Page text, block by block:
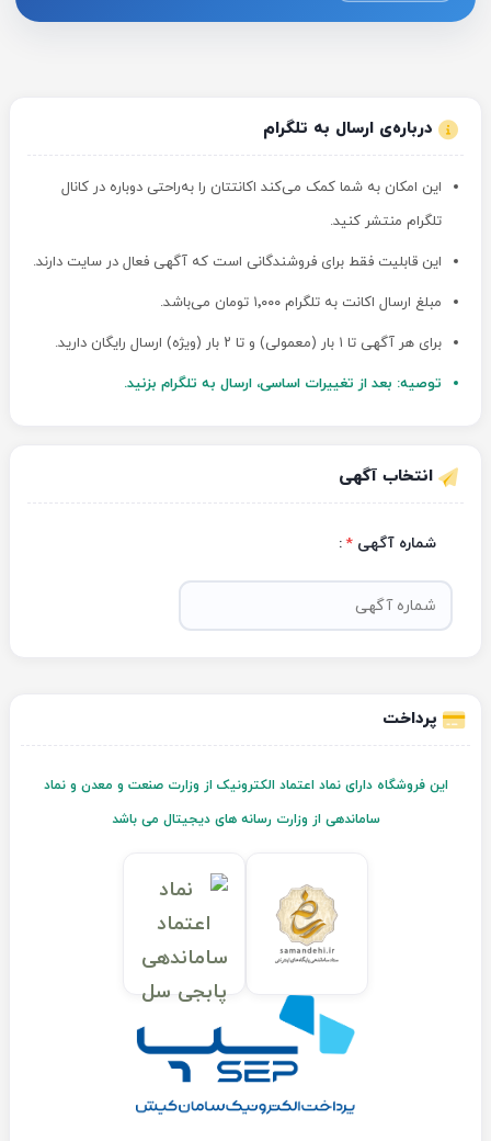
درباره‌ی ارسال به تلگرام
این امکان به شما کمک می‌کند اکانتتان را به‌راحتی دوباره در کانال
تلگرام منتشر کنید.
این قابلیت فقط برای فروشندگانی است که آگهی فعال در سایت دارند.
مبلغ ارسال اکانت به تلگرام ۱٬۰۰۰ تومان می‌باشد.
برای هر آگهی تا ۱ بار (معمولی) و تا ۲ بار (ویژه) ارسال رایگان دارید.
توصیه: بعد از تغییرات اساسی، ارسال به تلگرام بزنید.
انتخاب آگهی
شماره آگهی *
:
پرداخت
این فروشگاه دارای نماد اعتماد الکترونیک از وزارت صنعت و معدن و نماد
ساماندهی از وزارت رسانه های دیجیتال می باشد